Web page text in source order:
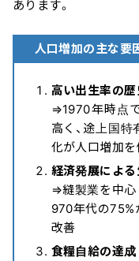
あります。
人口増加の主な要
高い出生率の歴
⇒1970年時点
高く、途上国特
化が人口増加を
経済発展によ
⇒縫製業を中心
970年代の75%
改善
食糧自給の達成